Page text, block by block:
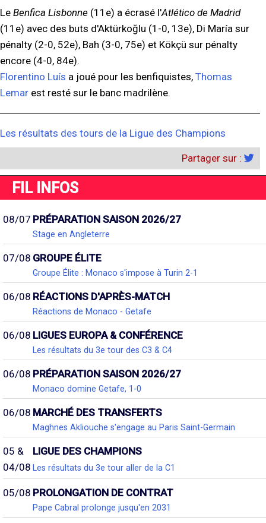
Le Benfica Lisbonne (11e) a écrasé l'Atlético de Madrid
(11e) avec des buts d'Aktürkoğlu (1-0, 13e), Di María sur
pénalty (2-0, 52e), Bah (3-0, 75e) et Kökçü sur pénalty
encore (4-0, 84e).
Florentino Luís a joué pour les benfiquistes, Thomas
Lemar est resté sur le banc madrilène.
Les résultats des tours de la Ligue des Champions
Partager sur :
FIL INFOS
08/07 PRÉPARATION SAISON 2026/27
Stage en Angleterre
07/08 GROUPE ÉLITE
Groupe Élite : Monaco s'impose à Turin 2-1
06/08 RÉACTIONS D'APRÈS-MATCH
Réactions de Monaco - Getafe
06/08 LIGUES EUROPA & CONFÉRENCE
Les résultats du 3e tour des C3 & C4
06/08 PRÉPARATION SAISON 2026/27
Monaco domine Getafe, 1-0
06/08 MARCHÉ DES TRANSFERTS
Maghnes Akliouche s'engage au Paris Saint-Germain
05 &
04/08
LIGUE DES CHAMPIONS
Les résultats du 3e tour aller de la C1
05/08 PROLONGATION DE CONTRAT
Pape Cabral prolonge jusqu'en 2031